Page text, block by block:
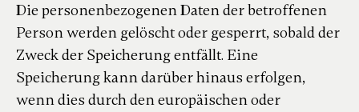
Die personenbezogenen Daten der betroffenen
Person werden gelöscht oder gesperrt, sobald der
Zweck der Speicherung entfällt. Eine
Speicherung kann darüber hinaus erfolgen,
wenn dies durch den europäischen oder